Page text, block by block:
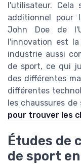
l'utilisateur.
additionnel pour
John Doe de
l'innovation est
industrie aussi
de sport, ce qui
des différentes
différentes
les chaussures
pour trouver les
Études de
de sport